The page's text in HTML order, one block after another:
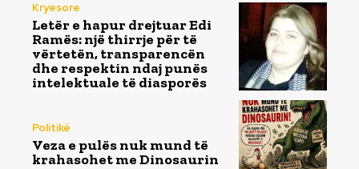
Kryesore
Letër e hapur drejtuar Edi
Ramës: një thirrje për të
vërtetën, transparencën
dhe respektin ndaj punës
intelektuale të diasporës
Politikë
Veza e pulës nuk mund të
krahasohet me Dinosaurin